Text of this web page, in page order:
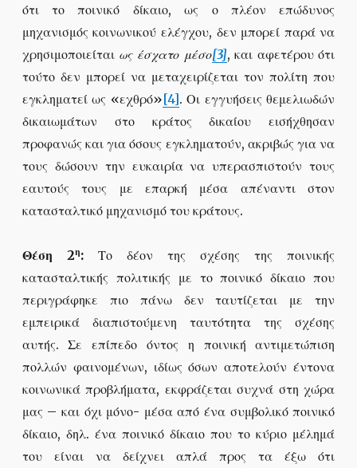
ότι το ποινικό δίκαιο, ως ο πλέον επώδυνος
μηχανισμός κοινωνικού ελέγχου, δεν μπορεί παρά να
χρησιμοποιείται ως έσχατο μέσο[3], και αφετέρου ότι
τούτο δεν μπορεί να μεταχειρίζεται τον πολίτη που
εγκληματεί ως «εχθρό»[4]. Οι εγγυήσεις θεμελιωδών
δικαιωμάτων στο κράτος δικαίου εισήχθησαν
προφανώς και για όσους εγκληματούν, ακριβώς για να
τους δώσουν την ευκαιρία να υπερασπιστούν τους
εαυτούς τους με επαρκή μέσα απέναντι στον
κατασταλτικό μηχανισμό του κράτους.
Θέση 2η: Το δέον της σχέσης της ποινικής
κατασταλτικής πολιτικής με το ποινικό δίκαιο που
περιγράφηκε πιο πάνω δεν ταυτίζεται με την
εμπειρικά διαπιστούμενη ταυτότητα της σχέσης
αυτής. Σε επίπεδο όντος η ποινική αντιμετώπιση
πολλών φαινομένων, ιδίως όσων αποτελούν έντονα
κοινωνικά προβλήματα, εκφράζεται συχνά στη χώρα
μας – και όχι μόνο- μέσα από ένα συμβολικό ποινικό
δίκαιο, δηλ. ένα ποινικό δίκαιο που το κύριο μέλημά
του είναι να δείχνει απλά προς τα έξω ότι